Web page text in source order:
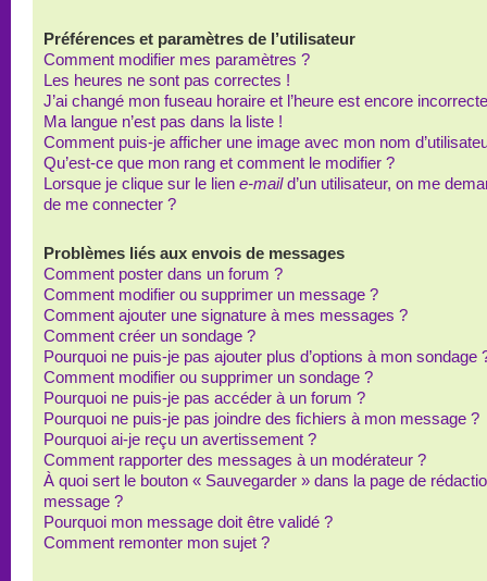
Préférences et paramètres de l’utilisateur
Comment modifier mes paramètres ?
Les heures ne sont pas correctes !
J’ai changé mon fuseau horaire et l’heure est encore
Ma langue n’est pas dans la liste !
Comment puis-je afficher une image avec mon nom
Qu’est-ce que mon rang et comment le modifier ?
Lorsque je clique sur le lien e-maild’un utilisateur, on me
de me connecter ?
Problèmes liés aux envois de messages
Comment poster dans un forum ?
Comment modifier ou supprimer un message ?
Comment ajouter une signature à mes messages ?
Comment créer un sondage ?
Pourquoi ne puis-je pas ajouter plus d’options à mon sondage
Comment modifier ou supprimer un sondage ?
Pourquoi ne puis-je pas accéder à un forum ?
Pourquoi ne puis-je pas joindre des fichiers à mon message ?
Pourquoi ai-je reçu un avertissement ?
Comment rapporter des messages à un modérateur ?
À quoi sert le bouton « Sauvegarder » dans la page de
message ?
Pourquoi mon message doit être validé ?
Comment remonter mon sujet ?